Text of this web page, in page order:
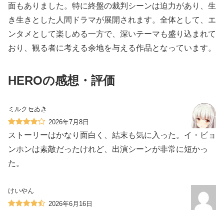
面もありました。特に終盤の裁判シーンは迫力があり、生
き生きとした人間ドラマが展開されます。全体として、エ
ンタメとして楽しめる一方で、深いテーマも盛り込まれて
おり、観る者に考える余地を与える作品となっています。
HEROの感想・評価
ミルクセゐき
2026年7月8日
ストーリーはかなり面白く、結末も気に入った。イ・ビョ
ンホンは素敵だったけれど、出演シーンが非常に短かっ
た。
けいやん
2026年6月16日